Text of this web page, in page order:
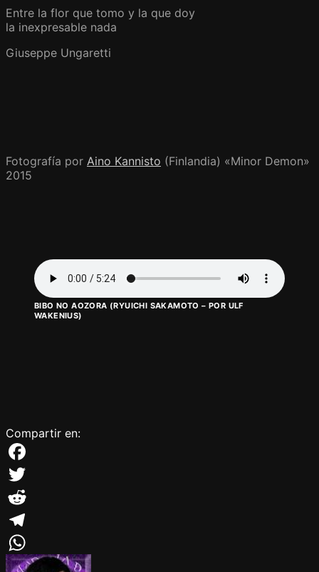
Entre la flor que tomo y la que doy
la inexpresable nada
Giuseppe Ungaretti
Fotografía por Aino Kannisto (Finlandia) «Minor Demon»
2015
BIBO NO AOZORA (RYUICHI SAKAMOTO – POR ULF
WAKENIUS)
Compartir en:
Facebook
Twitter
Reddit
Telegram
WhatsApp